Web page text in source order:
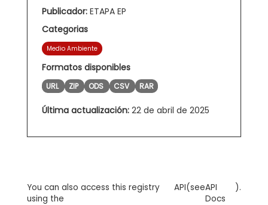
Publicador: ETAPA EP
Categorias
Medio Ambiente
Formatos disponibles
URL ZIP ODS CSV RAR
Última actualización: 22 de abril de 2025
You can also access this registry
using the
API(seeAPI
Docs
).